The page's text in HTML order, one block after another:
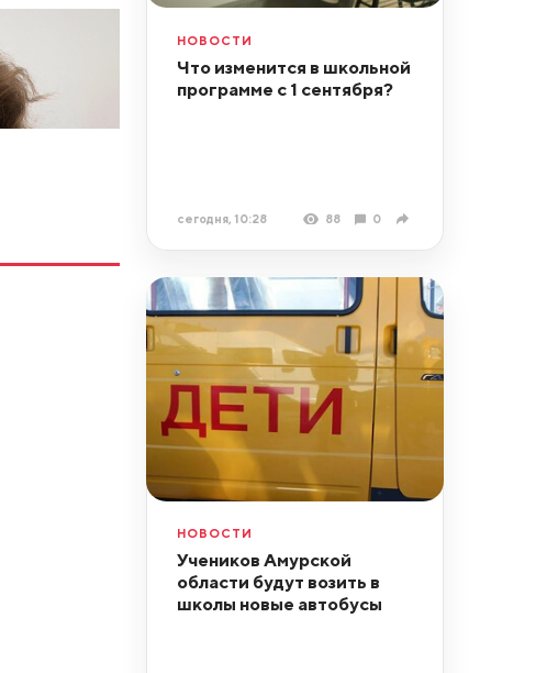
НОВОСТИ
Что изменится в школьной
программе с 1 сентября?
сегодня, 10:28 88 0
НОВОСТИ
Учеников Амурской
области будут возить в
школы новые автобусы